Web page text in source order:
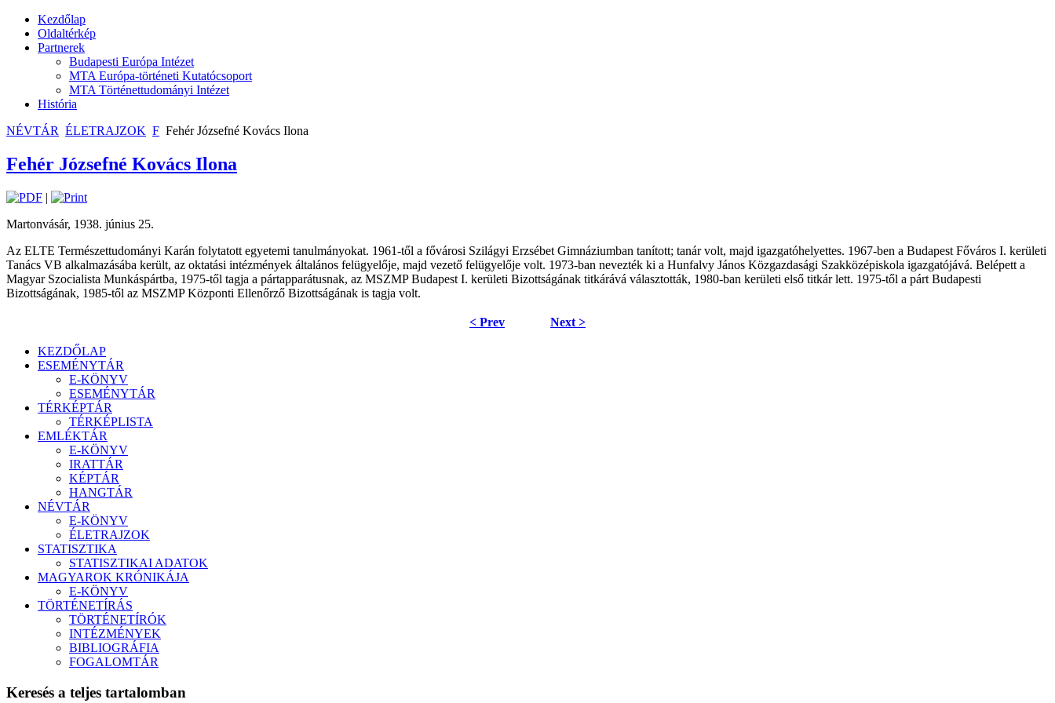
Kezdőlap
Oldaltérkép
Partnerek
Budapesti Európa Intézet
MTA Európa-történeti Kutatócsoport
MTA Történettudományi Intézet
História
NÉVTÁR ÉLETRAJZOK F Fehér Józsefné Kovács Ilona
Fehér Józsefné Kovács Ilona
|
Martonvásár, 1938. június 25.
Az ELTE Természettudományi Karán folytatott egyetemi tanulmányokat. 1961-től a fővárosi Szilágyi Erzsébet Gimnáziumban tanított; tanár volt, majd igazgatóhelyettes. 1967-ben a Budapest Főváros I. kerületi
Tanács VB alkalmazásába került, az oktatási intézmények általános felügyelője, majd vezető felügyelője volt. 1973-ban nevezték ki a Hunfalvy János Közgazdasági Szakközépiskola igazgatójává. Belépett a
Magyar Szocialista Munkáspártba, 1975-től tagja a pártapparátusnak, az MSZMP Budapest I. kerületi Bizottságának titkárává választották, 1980-ban kerületi első titkár lett. 1975-től a párt Budapesti
Bizottságának, 1985-től az MSZMP Központi Ellenőrző Bizottságának is tagja volt.
< Prev Next >
KEZDŐLAP
ESEMÉNYTÁR
E-KÖNYV
ESEMÉNYTÁR
TÉRKÉPTÁR
TÉRKÉPLISTA
EMLÉKTÁR
E-KÖNYV
IRATTÁR
KÉPTÁR
HANGTÁR
NÉVTÁR
E-KÖNYV
ÉLETRAJZOK
STATISZTIKA
STATISZTIKAI ADATOK
MAGYAROK KRÓNIKÁJA
E-KÖNYV
TÖRTÉNETÍRÁS
TÖRTÉNETÍRÓK
INTÉZMÉNYEK
BIBLIOGRÁFIA
FOGALOMTÁR
Keresés a teljes tartalomban